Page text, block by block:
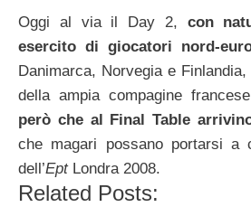
Oggi al via il Day 2, con
esercito di giocatori nord-
Danimarca, Norvegia e
della ampia compagine
però che al Final Table
che magari possano portarsi a
dell’EptLondra 2008.
Related Posts: